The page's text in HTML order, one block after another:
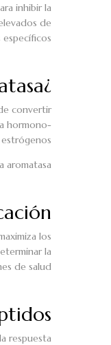
inhibir la
de
¿Qué son los bloqueadores de la aromatasa?
convertir
hormono-
los
la
de salud.
respuesta